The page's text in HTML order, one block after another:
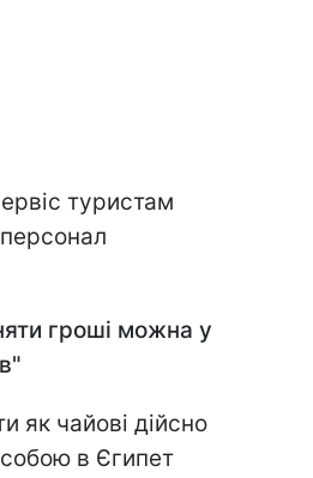
туристам
гроші можна у
як чайові дійсно
в Єгипет